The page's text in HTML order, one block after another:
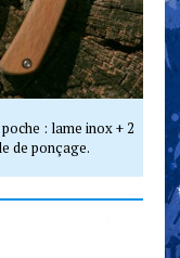
: lame inox + 2
de ponçage.